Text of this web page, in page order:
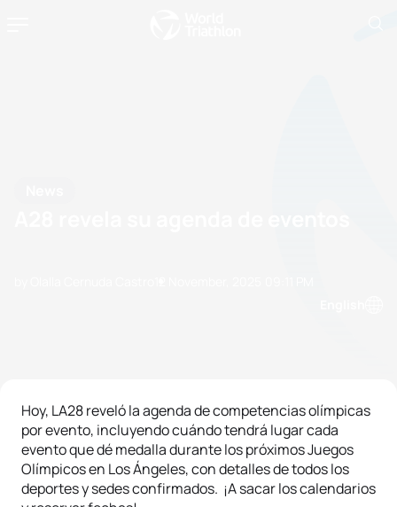
Hoy, LA28 reveló la agenda de competencias olímpicas
por evento, incluyendo cuándo tendrá lugar cada
evento que dé medalla durante los próximos Juegos
Olímpicos en Los Ángeles, con detalles de todos los
deportes y sedes confirmados. ¡A sacar los calendarios